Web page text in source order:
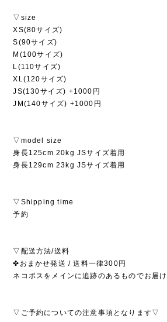
▽size
XS(80サイズ)
S(90サイズ)
M(100サイズ)
L(110サイズ)
XL(120サイズ)
JS(130サイズ) +1000円
JM(140サイズ) +1000円
▽model size
身長125cm 20kg JSサイズ着用
身長129cm 23kg JSサイズ着用
▽Shipping time
予約
▽配送方法/送料
✤おまかせ発送 / 送料一律300円
ネコポスをメインに追跡のあるものでお届け
▽ご予約についての注意事項となります▽